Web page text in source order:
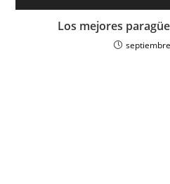
Los mejores